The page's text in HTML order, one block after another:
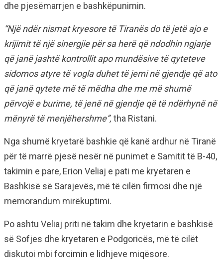
dhe pjesëmarrjen e bashkëpunimin.
“Një ndër nismat kryesore të Tiranës do të jetë ajo e
krijimit të një sinergjie për sa herë që ndodhin ngjarje
që janë jashtë kontrollit apo mundësive të qyteteve
sidomos atyre të vogla duhet të jemi në gjendje që ato
që janë qytete më të mëdha dhe me më shumë
përvojë e burime, të jenë në gjendje që të ndërhynë në
mënyrë të menjëhershme”, tha Ristani.
Nga shumë kryetarë bashkie që kanë ardhur në Tiranë
për të marrë pjesë nesër në punimet e Samitit të B-40,
takimin e pare, Erion Veliaj e pati me kryetaren e
Bashkisë së Sarajevës, më të cilën firmosi dhe një
memorandum mirëkuptimi.
Po ashtu Veliaj priti në takim dhe kryetarin e bashkisë
së Sofjes dhe kryetaren e Podgoricës, më të cilët
diskutoi mbi forcimin e lidhjeve miqësore.